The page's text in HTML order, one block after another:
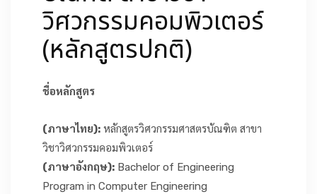
ข่าวและกิจกรรม
วิศวกรรมคอมพิวเตอร์
(หลักสูตรปกติ)
ชื่อหลักสูตร
(ภาษาไทย): หลักสูตรวิศวกรรมศาสตรบัณฑิต สาขา
วิชาวิศวกรรมคอมพิวเตอร์
(ภาษาอังกฤษ): Bachelor of Engineering
Program in Computer Engineering